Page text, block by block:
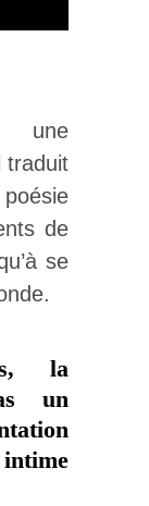
traduit
de
se
la
un